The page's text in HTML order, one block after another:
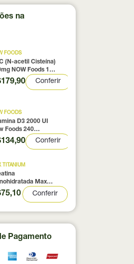
Nutrition
Source 837g
375g
na
FOODS
(N-acetil Cisteína)
NOW Foods 100
Conferir
FOODS
D3 2000 UI
Foods 240
Conferir
TITANIUM
Max
300g
Conferir
Pagamento